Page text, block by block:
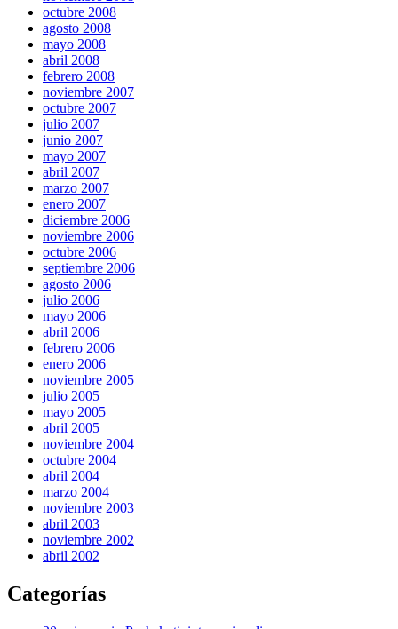
octubre 2008
agosto 2008
mayo 2008
abril 2008
febrero 2008
noviembre 2007
octubre 2007
julio 2007
junio 2007
mayo 2007
abril 2007
marzo 2007
enero 2007
diciembre 2006
noviembre 2006
octubre 2006
septiembre 2006
agosto 2006
julio 2006
mayo 2006
abril 2006
febrero 2006
enero 2006
noviembre 2005
julio 2005
mayo 2005
abril 2005
noviembre 2004
octubre 2004
abril 2004
marzo 2004
noviembre 2003
abril 2003
noviembre 2002
abril 2002
Categorías